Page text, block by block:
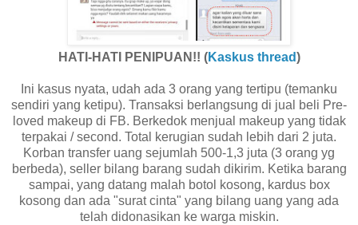
HATI-HATI PENIPUAN!! (Kaskus thread)
Ini kasus nyata, udah ada 3 orang yang tertipu (temanku
sendiri yang ketipu). Transaksi berlangsung di jual beli Pre-
loved makeup di FB. Berkedok menjual makeup yang tidak
terpakai / second. Total kerugian sudah lebih dari 2 juta.
Korban transfer uang sejumlah 500-1,3 juta (3 orang yg
berbeda), seller bilang barang sudah dikirim. Ketika barang
sampai, yang datang malah botol kosong, kardus box
kosong dan ada "surat cinta" yang bilang uang yang ada
telah didonasikan ke warga miskin.